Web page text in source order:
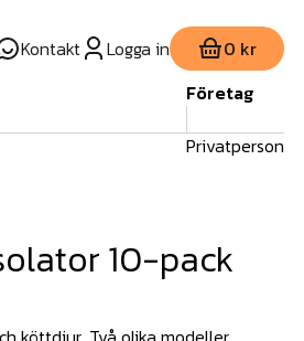
Kontakt Logga in 0 kr
Företag
Privatperson
10-pack